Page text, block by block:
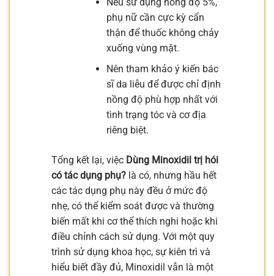
phụ nữ cần cực kỳ cẩn
thận để thuốc không chảy
xuống vùng mặt.
Nên tham khảo ý kiến bác
sĩ da liễu để được chỉ định
nồng độ phù hợp nhất với
tình trạng tóc và cơ địa
riêng biệt.
Tổng kết lại, việc Dùng Minoxidil trị hói
có tác dụng phụ? là có, nhưng hầu hết
các tác dụng phụ này đều ở mức độ
nhẹ, có thể kiểm soát được và thường
biến mất khi cơ thể thích nghi hoặc khi
điều chỉnh cách sử dụng. Với một quy
trình sử dụng khoa học, sự kiên trì và
hiểu biết đầy đủ, Minoxidil vẫn là một